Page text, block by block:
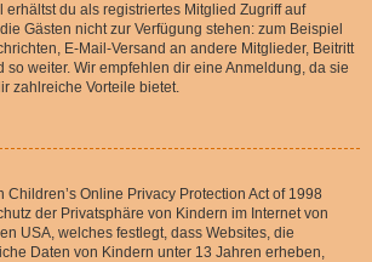
erhältst du als registriertes Mitglied Zugriff auf
Gästen nicht zur Verfügung stehen: zum Beispiel
E-Mail-Versand an andere Mitglieder, Beitritt
so weiter. Wir empfehlen dir eine Anmeldung, da sie
zahlreiche Vorteile bietet.
Children’s Online Privacy Protection Act of 1998
der Privatsphäre von Kindern im Internet von
USA, welches festlegt, dass Websites, die
Daten von Kindern unter 13 Jahren erheben,